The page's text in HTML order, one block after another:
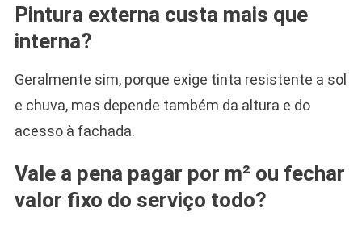
Pintura externa custa mais que
interna?
Geralmente sim, porque exige tinta resistente a sol
e chuva, mas depende também da altura e do
acesso à fachada.
Vale a pena pagar por m² ou fechar
valor fixo do serviço todo?